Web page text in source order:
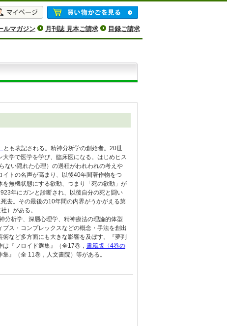
ルマガジン 月刊誌 見本ご請求 目録ご請求
とも表記される。精神分析学の創始者。20世
学で医学を学び、臨床医になる。はじめヒス
ない隠れた心理）の過程がわれわれの考えや
トの名声が高まり、以後40年間著作物をつ
無機状態にする欲動、つまり「死の欲動」が
年にガンと診断され、以後自分の死と闘い
去。その最後の10年間の内界がうかがえる第
）がある。
分析学、深層心理学、精神療法の理論的体型
ス・コンプレックスなどの概念・手法を創出
など多方面にも大きな影響を及ぼす。『夢判
『フロイド選集』（全17巻， 書籍版〈4巻の
』（全 11巻，人文書院）等がある。